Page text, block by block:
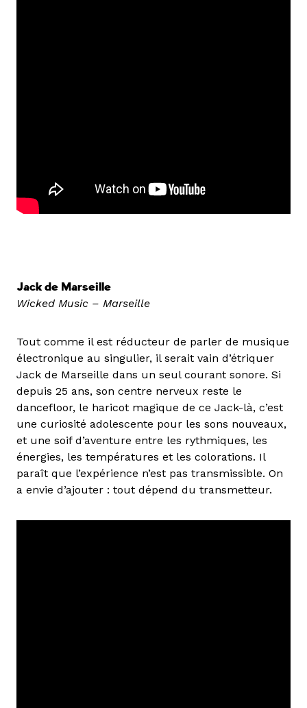
Jack de Marseille
Wicked Music – Marseille
Tout comme il est réducteur de parler de musique
électronique au singulier, il serait vain d’étriquer
Jack de Marseille dans un seul courant sonore. Si
depuis 25 ans, son centre nerveux reste le
dancefloor, le haricot magique de ce Jack-là, c’est
une curiosité adolescente pour les sons nouveaux,
et une soif d’aventure entre les rythmiques, les
énergies, les températures et les colorations. Il
paraît que l’expérience n’est pas transmissible. On
a envie d’ajouter : tout dépend du transmetteur.